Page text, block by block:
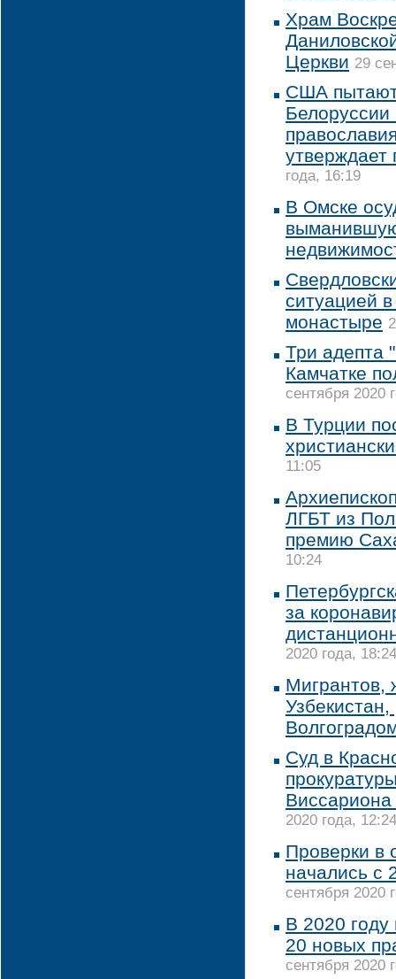
Храм
Церкви 29
США
Белоруссии
утверждает
года, 16:19
В Омске
ситуацией
монастыре
Три адепта
Камчатке
сентября 2020
В Турции
11:05
ЛГБТ из
премию
10:24
за
2020 года, 18:24
Мигрантов,
Суд в
Виссариона
2020 года, 12:24
Проверки в
начались с
сентября 2020
В 2020 году
20 новых
сентября 2020